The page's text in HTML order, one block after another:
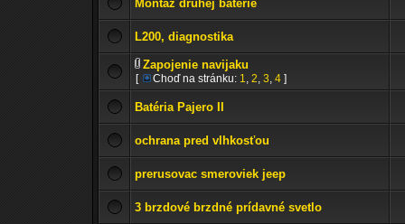
Montáž druhej batérie
L200, diagnostika
Zapojenie navijaku
[ Choď na stránku: 1, 2, 3, 4 ]
Batéria Pajero II
ochrana pred vlhkosťou
prerusovac smeroviek jeep
3 brzdové brzdné prídavné svetlo